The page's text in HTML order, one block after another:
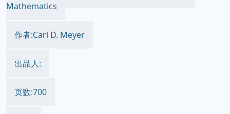
Mathematics
作者:Carl D. Meyer
出品人:
页数:700